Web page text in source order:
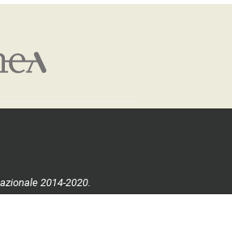
2014-2020.